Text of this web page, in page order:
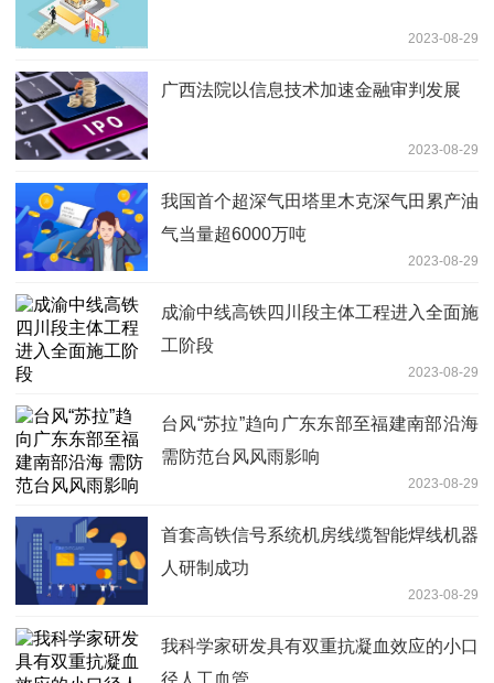
2023-08-29
广西法院以信息技术加速金融审判发展
2023-08-29
我国首个超深气田塔里木克深气田累产油
气当量超6000万吨
2023-08-29
成渝中线高铁四川段主体工程进入全面施
工阶段
2023-08-29
台风“苏拉”趋向广东东部至福建南部沿海
需防范台风风雨影响
2023-08-29
首套高铁信号系统机房线缆智能焊线机器
人研制成功
2023-08-29
我科学家研发具有双重抗凝血效应的小口